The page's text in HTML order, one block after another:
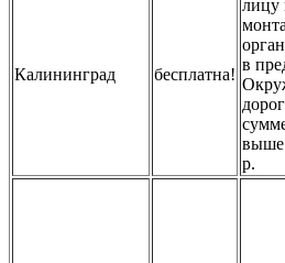
Калининград бесплатна!
лицу
в
выше
р.